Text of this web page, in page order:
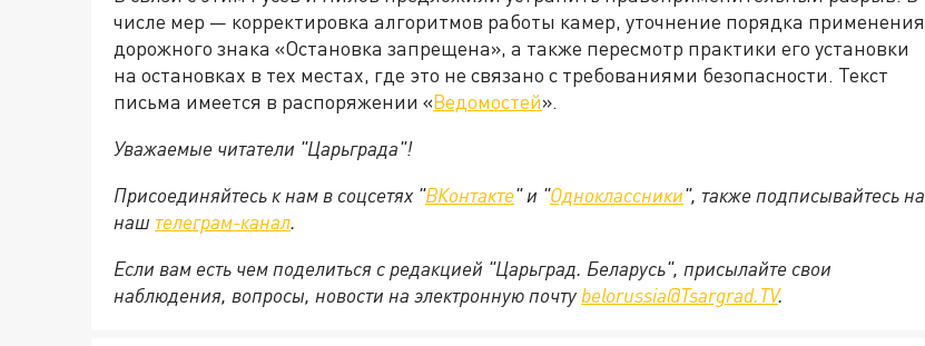
числе мер — корректировка алгоритмов работы камер, уточнение порядка применения
дорожного знака «Остановка запрещена», а также пересмотр практики его установки
на остановках в тех местах, где это не связано с требованиями безопасности. Текст
письма имеется в распоряжении «Ведомостей».
Уважаемые читатели "Царьграда"!
Присоединяйтесь к нам в соцсетях "ВКонтакте" и "Одноклассники", также подписывайтесь на
наш телеграм-канал.
Если вам есть чем поделиться с редакцией "Царьград. Беларусь", присылайте свои
наблюдения, вопросы, новости на электронную почту belorussia@Tsargrad.TV.